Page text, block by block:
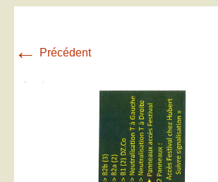
← Précédent